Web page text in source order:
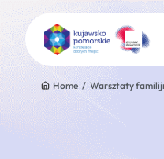
Home / Warsztaty